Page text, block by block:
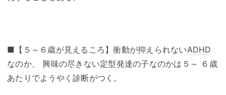
■【５～６歳が見えるころ】衝動が抑えられないADHD
なのか、 興味の尽きない定型発達の子なのかは５～ ６歳
あたりでようやく診断がつく。